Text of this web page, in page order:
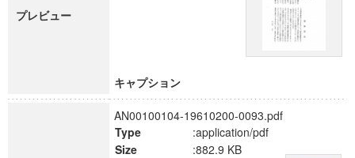
プレビュー
キャプション
AN00100104-19610200-0093.pdf
Type
:application/pdf
Size
:882.9 KB